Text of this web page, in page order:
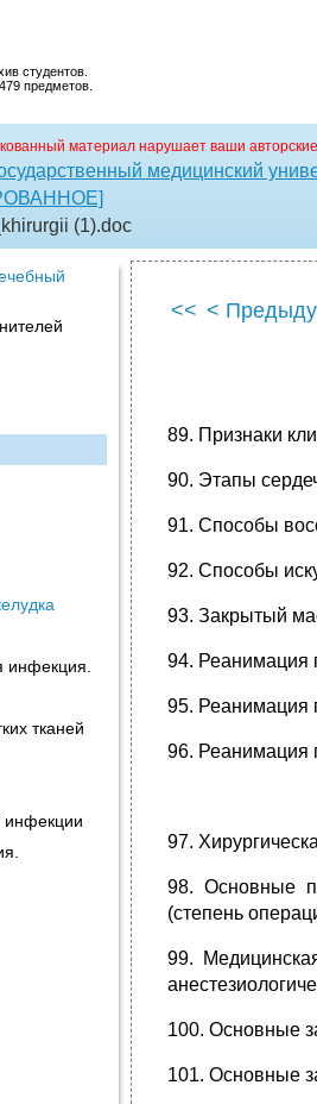
студентов.
предметов.
материал нарушает ваши
медицинский
(1).doc
инфекция.
тканей
инфекции
<< <
89. Признаки
90. Этапы
91. Способы
92. Способы
93. Закрытый
94. Реанимация
95. Реанимация
96. Реанимация
97.
98. Основные
(степень
99.
100. Основные
101. Основные